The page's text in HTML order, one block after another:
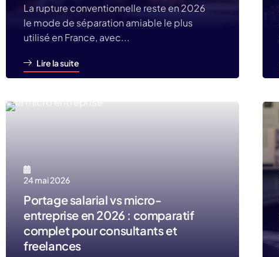
La rupture conventionnelle reste en 2026
le mode de séparation amiable le plus
utilisé en France, avec...
Lire la suite
24 mai 2026
Portage salarial vs micro-
entreprise en 2026 : comparatif
complet pour consultants et
freelances